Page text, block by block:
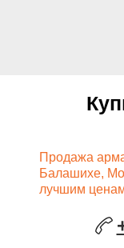
Продажа
Балашихе,
лучшим